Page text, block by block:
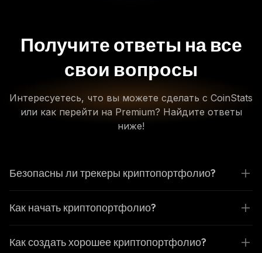
Получите ответы на все
свои вопросы
Интересуетесь, что вы можете сделать с CoinStats
или как перейти на Premium? Найдите ответы
ниже!
Безопасны ли трекеры криптопортфолио?
Как начать криптопортфолио?
Как создать хорошее криптопортфолио?